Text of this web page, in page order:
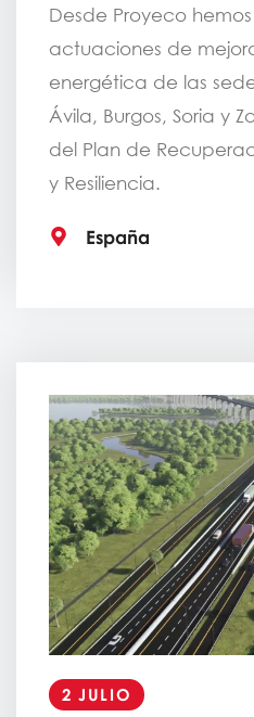
Desde Proyeco
actuaciones de
energética de las
Ávila, Burgos, Soria y
del Plan de
y Resiliencia.
España
2 JULIO